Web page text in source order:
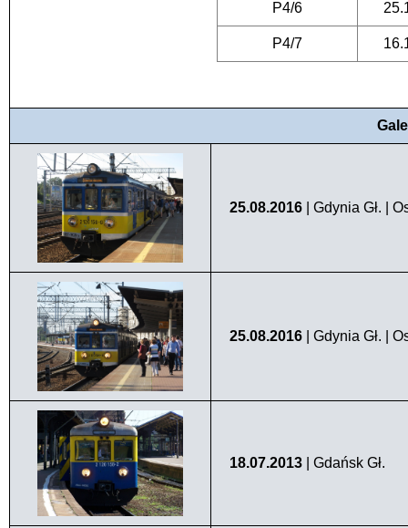
P4/6
P4/7
25.08.2016 | Gdynia Gł. |
25.08.2016 | Gdynia Gł. |
18.07.2013 | Gdańsk Gł.